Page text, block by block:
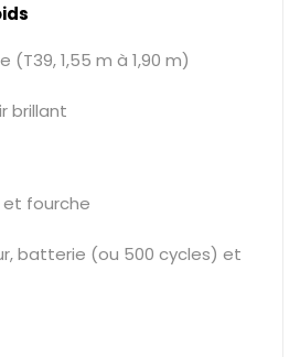
(T39, 1,55 m à 1,90 m)
brillant
fourche
batterie (ou 500 cycles) et